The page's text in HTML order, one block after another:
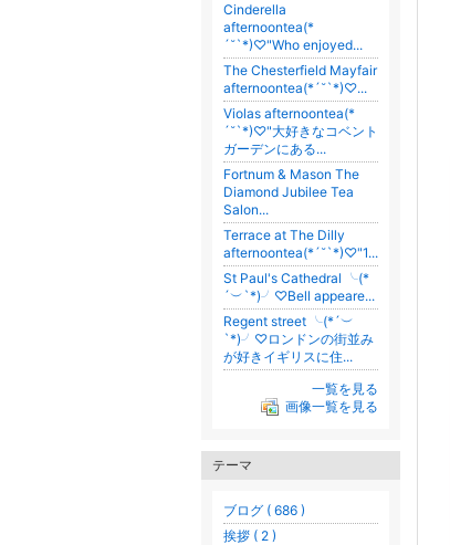
Cinderella
afternoontea(*
´˘`*)♡"Who enjoyed...
The Chesterfield Mayfair
afternoontea(*´˘`*)♡...
Violas afternoontea(*
´˘`*)♡"大好きなコベント
ガーデンにある...
Fortnum & Mason The
Diamond Jubilee Tea
Salon...
Terrace at The Dilly
afternoontea(*´˘`*)♡"1...
St Paul's Cathedral ╰(*
´︶`*)╯♡Bell appeare...
Regent street ╰(*´︶
`*)╯♡ロンドンの街並み
が好きイギリスに住...
一覧を見る
画像一覧を見る
テーマ
ブログ ( 686 )
挨拶 ( 2 )